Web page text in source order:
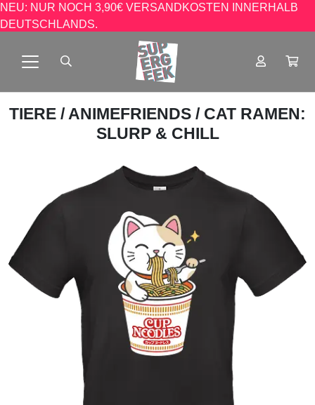
NEU: NUR NOCH 3,90€ VERSANDKOSTEN INNERHALB
DEUTSCHLANDS.
TIERE / ANIMEFRIENDS / CAT RAMEN:
SLURP & CHILL